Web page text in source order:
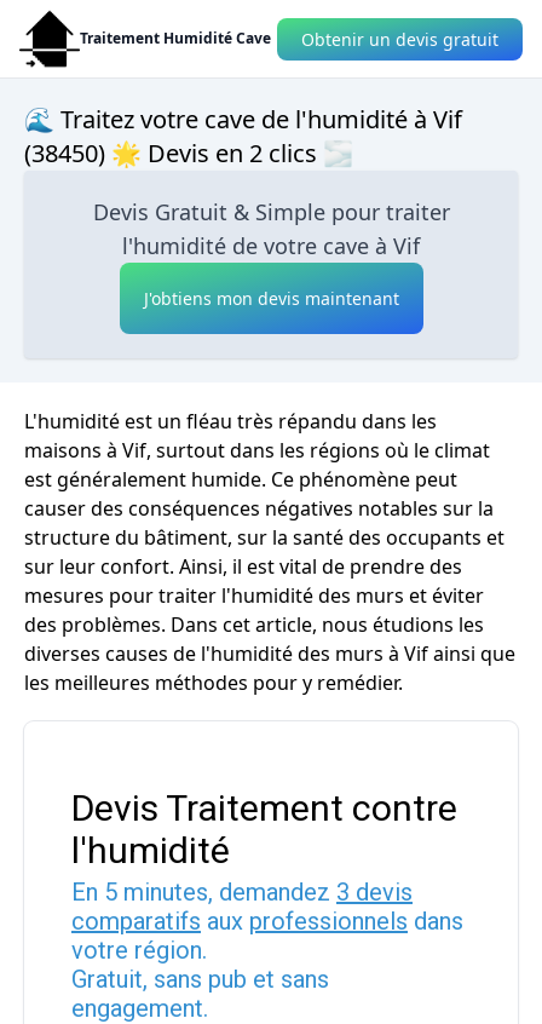
Traitement Humidité Cave Obtenir un devis gratuit
🌊 Traitez votre cave de l'humidité à Vif
(38450) 🌟 Devis en 2 clics 🌫
Devis Gratuit & Simple pour traiter
l'humidité de votre cave à Vif
J'obtiens mon devis maintenant
L'humidité est un fléau très répandu dans les
maisons à Vif, surtout dans les régions où le climat
est généralement humide. Ce phénomène peut
causer des conséquences négatives notables sur la
structure du bâtiment, sur la santé des occupants et
sur leur confort. Ainsi, il est vital de prendre des
mesures pour traiter l'humidité des murs et éviter
des problèmes. Dans cet article, nous étudions les
diverses causes de l'humidité des murs à Vif ainsi que
les meilleures méthodes pour y remédier.
Devis Traitement contre
l'humidité
En 5 minutes, demandez 3 devis
comparatifs aux professionnels dans
votre région.
Gratuit, sans pub et sans
engagement.